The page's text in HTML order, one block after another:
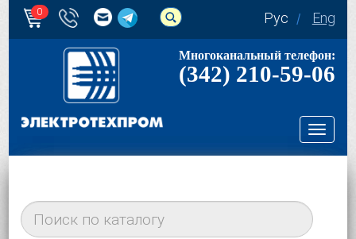
0 Рус Eng
Многоканальный телефон:
(342) 210-59-06